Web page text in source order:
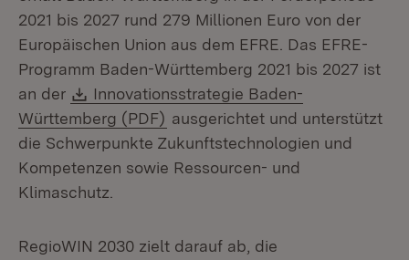
2021 bis 2027 rund 279 Millionen Euro von der
Europäischen Union aus dem EFRE. Das EFRE-
Programm Baden-Württemberg 2021 bis 2027 ist
an der
Download:
Innovationsstrategie Baden-
Württemberg (PDF) (Öffnet in neuem Fenster)
ausgerichtet und unterstützt
die Schwerpunkte Zukunftstechnologien und
Kompetenzen sowie Ressourcen- und
Klimaschutz.
RegioWIN 2030 zielt darauf ab, die